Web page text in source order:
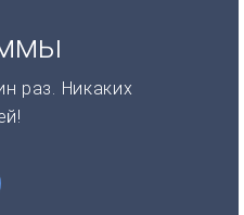
раз. Никаких